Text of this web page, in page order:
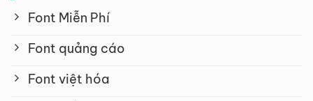
Font Miễn Phí
Font quảng cáo
Font việt hóa